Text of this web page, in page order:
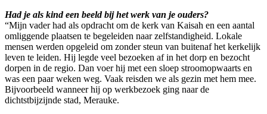
Had je als kind een beeld bij het werk van je ouders?
“Mijn vader had als opdracht om de kerk van Kaisah en een aantal
omliggende plaatsen te begeleiden naar zelfstandigheid. Lokale
mensen werden opgeleid om zonder steun van buitenaf het kerkelijk
leven te leiden. Hij legde veel bezoeken af in het dorp en bezocht
dorpen in de regio. Dan voer hij met een sloep stroomopwaarts en
was een paar weken weg. Vaak reisden we als gezin met hem mee.
Bijvoorbeeld wanneer hij op werkbezoek ging naar de
dichtstbijzijnde stad, Merauke.